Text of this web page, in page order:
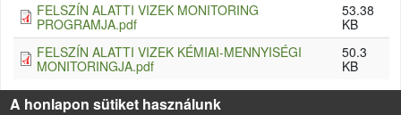
FELSZÍN ALATTI VIZEK MONITORING
PROGRAMJA.pdf
53.38
KB
FELSZÍN ALATTI VIZEK KÉMIAI-MENNYISÉGI
MONITORINGJA.pdf
50.3
KB
A honlapon sütiket használunk